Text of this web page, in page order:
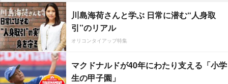
川島海荷さんと学ぶ 日常に潜む“人身取
引”のリアル
オリコンタイアップ特集
マクドナルドが40年にわたり支える「小学
生の甲子園」